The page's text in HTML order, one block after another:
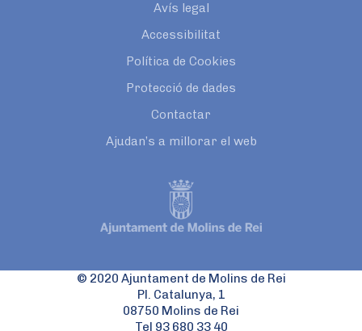
Avís legal
Accessibilitat
Política de Cookies
Protecció de dades
Contactar
Ajudan’s a millorar el web
© 2020 Ajuntament de Molins de Rei
Pl. Catalunya, 1
08750 Molins de Rei
Tel 93 680 33 40